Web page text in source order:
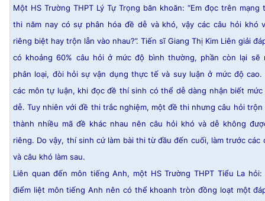
Một HS Trường THPT Lý Tự Trọng băn khoăn: “Em đọc trên
thi năm nay có sự phân hóa đề dễ và khó, vậy các câu hỏi khó
riêng biệt hay trộn lẫn vào nhau?”. Tiến sĩ Giang Thị Kim Liên giải
có khoảng 60% câu hỏi ở mức độ bình thường, phần còn lại sẽ
phân loại, đòi hỏi sự vận dụng thực tế và suy luận ở mức độ
các môn tự luận, khi đọc đề thí sinh có thể dễ dàng nhận biết mức
dễ. Tuy nhiên với đề thi trắc nghiệm, một đề thi nhưng câu hỏi trộn
thành nhiều mã đề khác nhau nên câu hỏi khó và dễ không
riêng. Do vậy, thí sinh cứ làm bài thi từ đầu đến cuối, làm trước các
và câu khó làm sau.
Liên quan đến môn tiếng Anh, một HS Trường THPT Tiểu La hỏi:
điểm liệt môn tiếng Anh nên có thể khoanh tròn đồng loạt một